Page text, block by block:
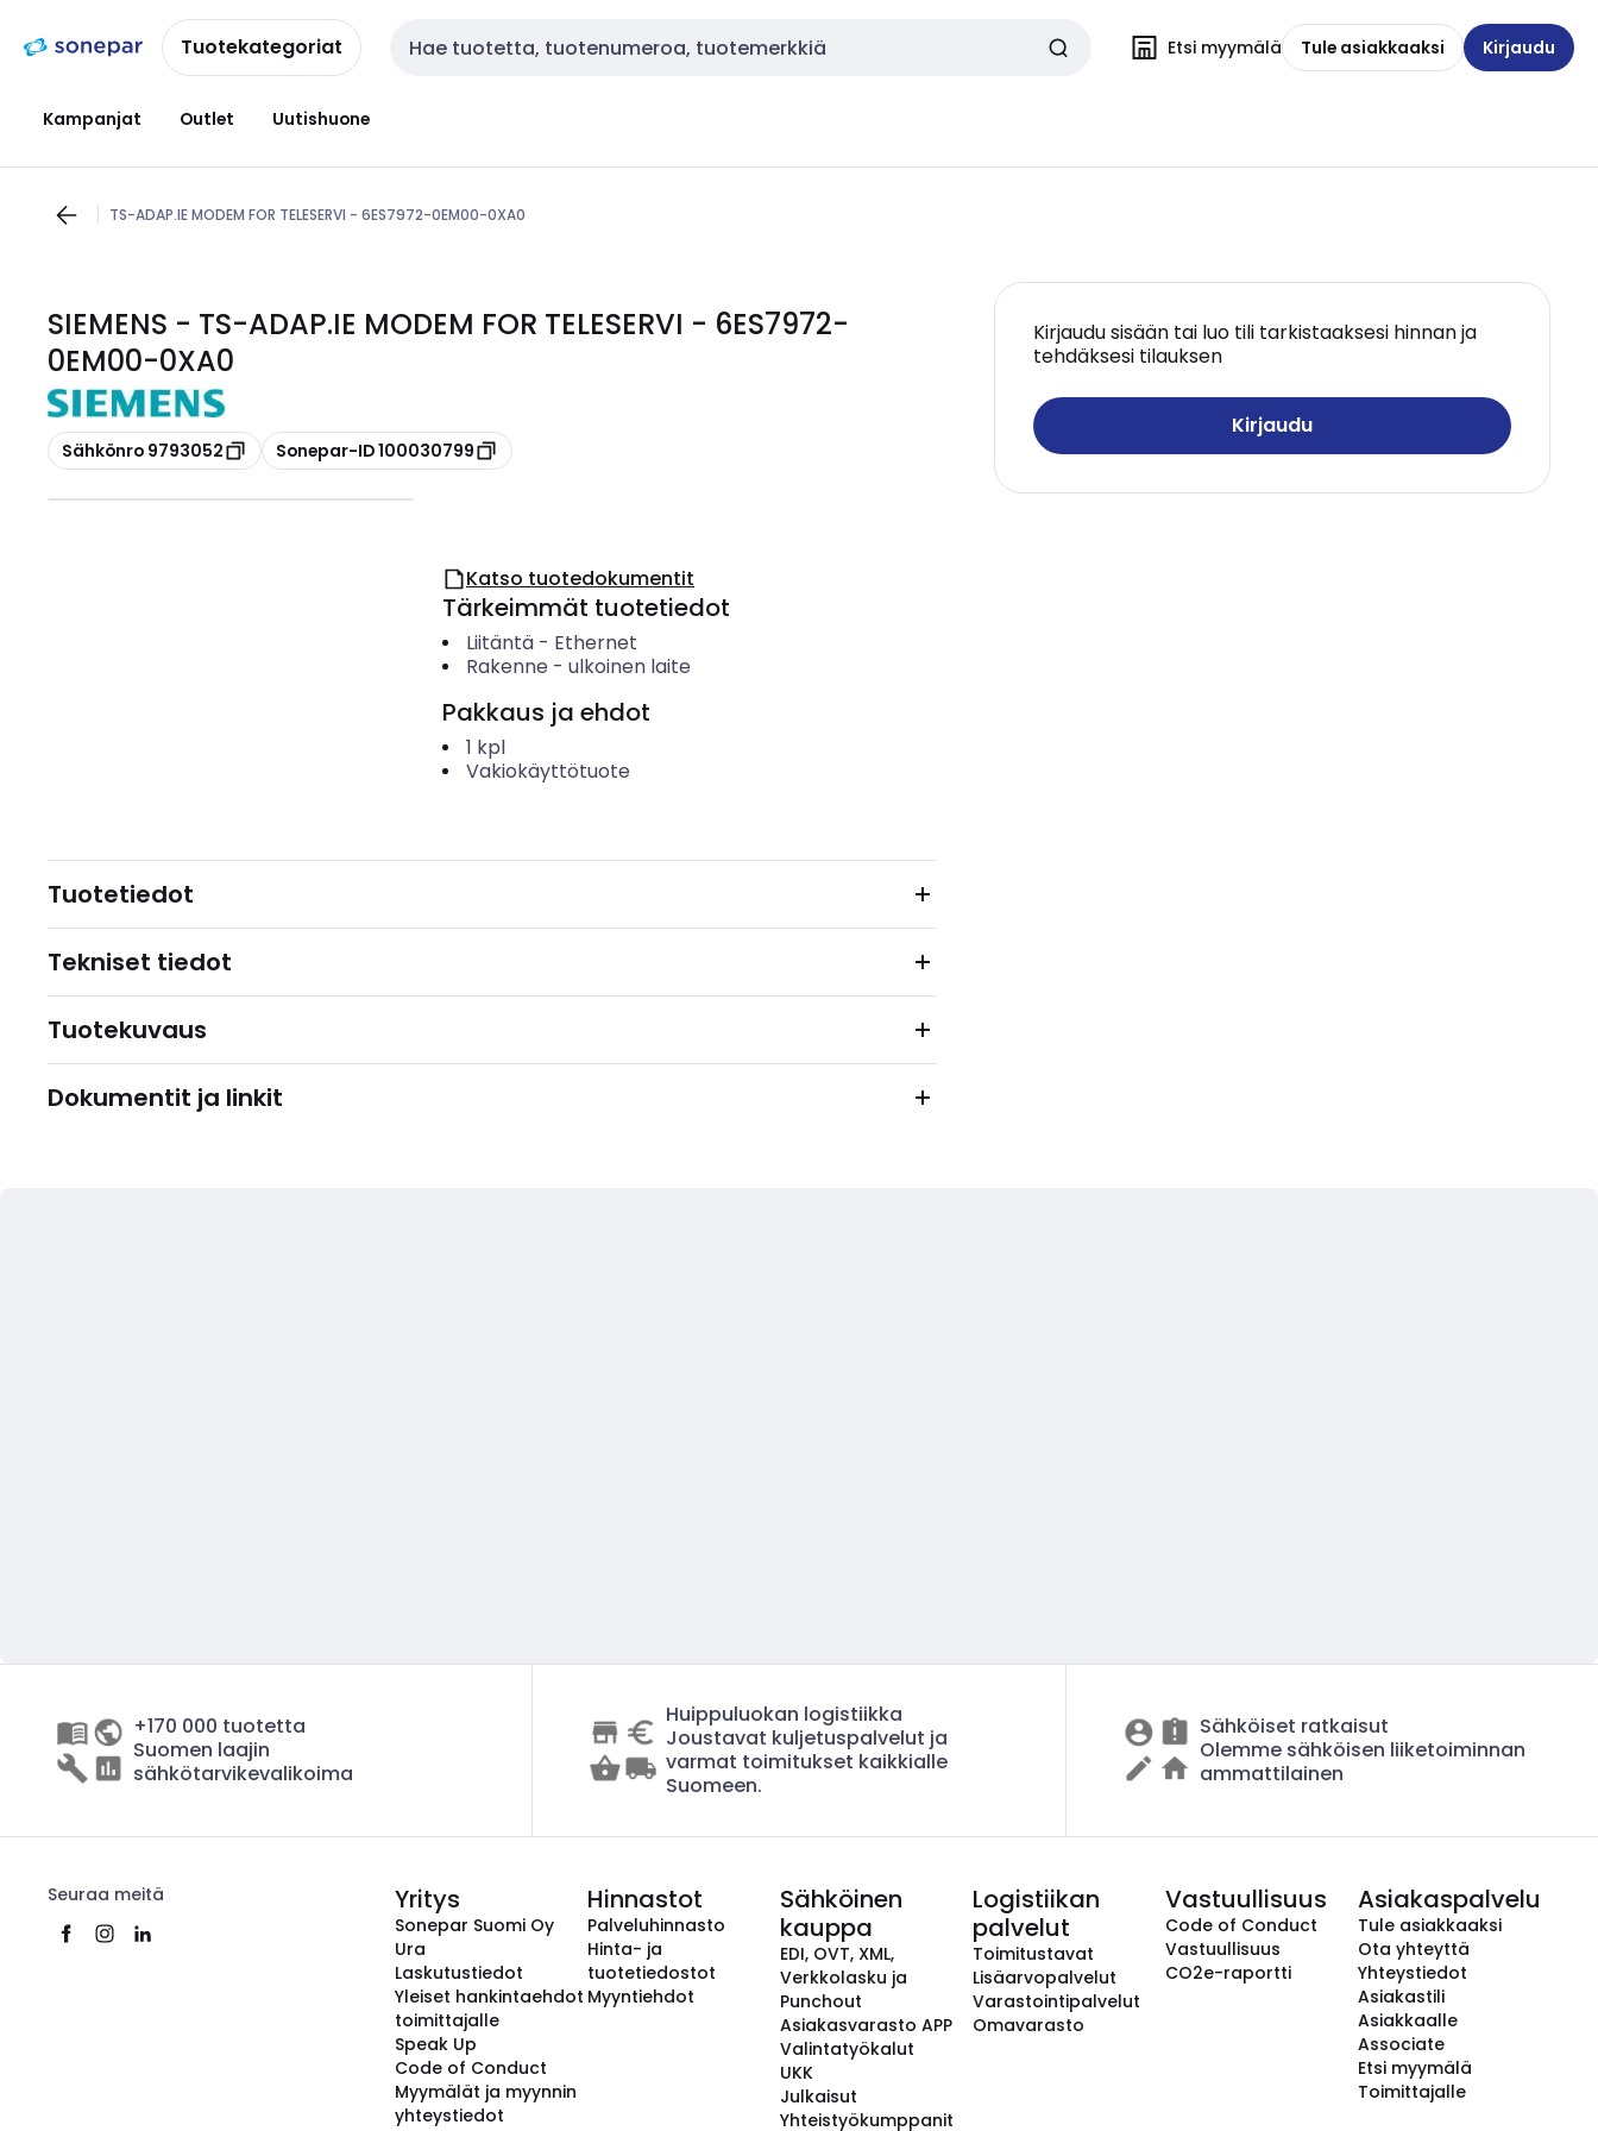
navigointiinsisältöönTuotekategoriat Haku Etsi myymälä Tule asiakkaaksi Kirjaudu
Kampanjat Outlet Uutishuone
TS-ADAP.IE MODEM FOR TELESERVI - 6ES7972-0EM00-0XA0
SIEMENS - TS-ADAP.IE MODEM FOR TELESERVI - 6ES7972-
0EM00-0XA0
Kopioi
Sähkönro 9793052 Kopioi
Sonepar-ID 100030799
Kirjaudu sisään tai luo tili tarkistaaksesi hinnan ja
tehdäksesi tilauksen
Kirjaudu
Katso tuotedokumentit
Tärkeimmät tuotetiedot
Liitäntä- Ethernet
Rakenne - ulkoinen laite
Pakkaus ja ehdot
1 kpl
Vakiokäyttötuote
Tuotetiedot
Tekniset tiedot
Tuotekuvaus
Dokumentit ja linkit
+170 000 tuotetta
Suomen laajin
sähkötarvikevalikoima
Huippuluokan logistiikka
Joustavat kuljetuspalvelut ja
varmat toimitukset kaikkialle
Suomeen.
Sähköiset ratkaisut
Olemme sähköisen liiketoiminnan
ammattilainen
Seuraa meitä Yritys
Sonepar Suomi Oy
Ura
Laskutustiedot
Yleiset hankintaehdot
toimittajalle
Speak Up
Code of Conduct
Myymälät ja myynnin
yhteystiedot
Hinnastot
Palveluhinnasto
Hinta- ja
tuotetiedostot
Myyntiehdot
Sähköinen
kauppa
EDI, OVT, XML,
Verkkolasku ja
Punchout
Asiakasvarasto APP
Valintatyökalut
UKK
Julkaisut
Yhteistyökumppanit
Logistiikan
palvelut
Toimitustavat
Lisäarvopalvelut
Varastointipalvelut
Omavarasto
Vastuullisuus
Code of Conduct
Vastuullisuus
CO2e-raportti
Asiakaspalvelu
Tule asiakkaaksi
Ota yhteyttä
Yhteystiedot
Asiakastili
Asiakkaalle
Associate
Etsi myymälä
Toimittajalle